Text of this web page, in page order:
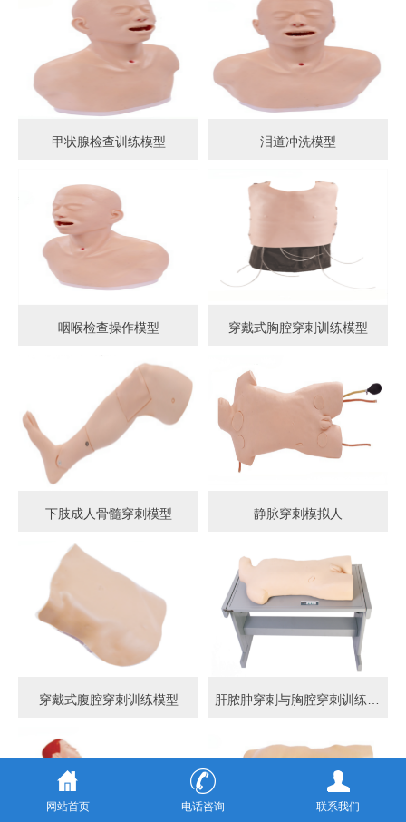
甲状腺检查训练模型 泪道冲洗模型
咽喉检查操作模型 穿戴式胸腔穿刺训练模型
下肢成人骨髓穿刺模型 静脉穿刺模拟人
穿戴式腹腔穿刺训练模型
网站首页 电话咨询 联系我们